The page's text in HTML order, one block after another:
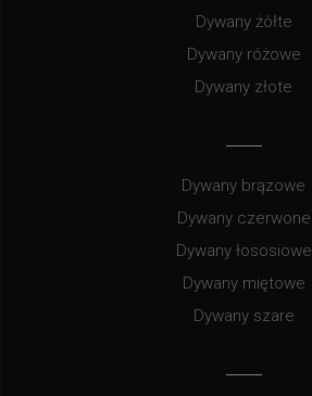
Dywany żółte
Dywany różowe
Dywany złote
Dywany brązowe
Dywany czerwone
Dywany łososiowe
Dywany miętowe
Dywany szare